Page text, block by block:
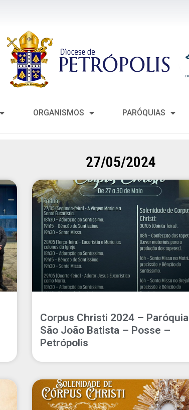
ORGANISMOS PARÓQUIAS
27/05/2024
Corpus Christi 2024 – Paróquia
São João Batista – Posse –
Petrópolis